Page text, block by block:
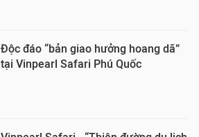
Độc đáo “bản giao hưởng hoang dã”
tại Vinpearl Safari Phú Quốc